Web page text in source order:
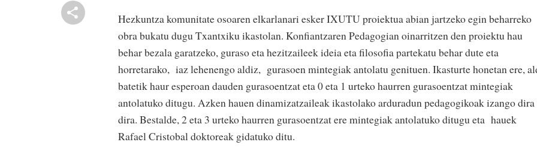
Hezkuntza komunitate osoaren elkarlanari esker IXUTU proiektua abian jartzeko egin beharreko
obra bukatu dugu Txantxiku ikastolan. Konfiantzaren Pedagogian oinarritzen den proiektu hau
behar bezala garatzeko, guraso eta hezitzaileek ideia eta filosofia partekatu behar dute eta
horretarako, iaz lehenengo aldiz, gurasoen mintegiak antolatu genituen. Ikasturte honetan ere,
batetik haur esperoan dauden gurasoentzat eta 0 eta 1 urteko haurren gurasoentzat mintegiak
antolatuko ditugu. Azken hauen dinamizatzaileak ikastolako arduradun pedagogikoak izango dira
dira. Bestalde, 2 eta 3 urteko haurren gurasoentzat ere mintegiak antolatuko ditugu eta hauek
Rafael Cristobal doktoreak gidatuko ditu.